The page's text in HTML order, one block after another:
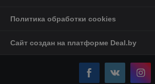
Политика обработки cookies
Сайт создан на платформе Deal.by